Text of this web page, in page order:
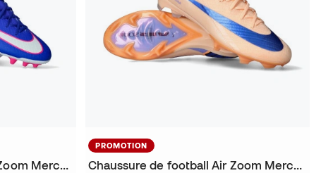
Chaussure de football Air Zoom Mercurial Superfly 10 Academy AG
PROMOTION
Chaussure de football Air Zoom Mercurial Vapor 16 Elite FG